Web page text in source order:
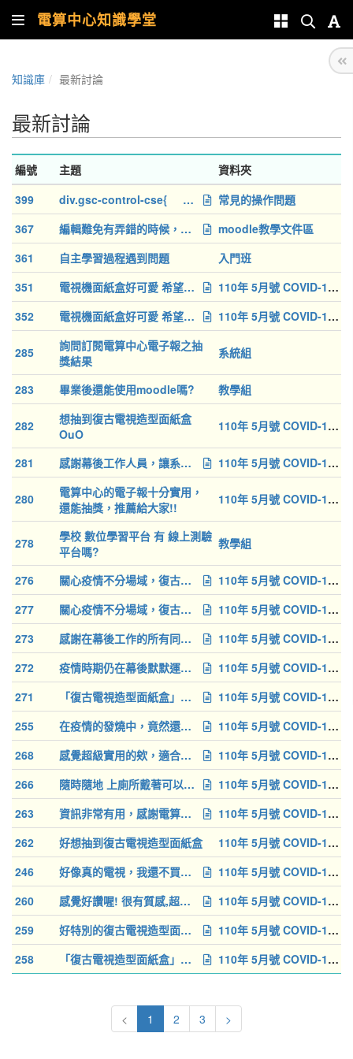
電算中心知識學堂
知識庫 最新討論
最新討論
編號 主題
資料夾
399
div.gsc-control-cse{ border: 0; padding: 0; width: 3
常見的操作問題
367
編輯難免有弄錯的時候，請問如何刪除錯誤的母課程?
moodle教學文件區
361
自主學習過程遇到問題
入門班
351
電視機面紙盒好可愛 希望能抽中
110年 5月號 COVID-19 特急刊
352
電視機面紙盒好可愛 希望能抽中 110年 5月號 COVID-19 特急刊
285
詢問訂閱電算中心電子報之抽
獎結果
系統組
283 畢業後還能使用moodle嗎? 教學組
282
想抽到復古電視造型面紙盒
OuO
110年 5月號 COVID-19 特急刊
281 感謝幕後工作人員，讓系統越來越好。 110年 5月號 COVID-19 特急刊
280
電算中心的電子報十分實用，
還能抽獎，推薦給大家!!
110年 5月號 COVID-19 特急刊
278
學校 數位學習平台 有 線上測驗
平台嗎?
教學組
276 關心疫情不分場域，復古電視造型面紙盒使我訊息不漏接
110年 5月號 COVID-19 特急刊
277
關心疫情不分場域，復古電視造型面紙盒使我訊息不漏接
110年 5月號 COVID-19 特急刊
273
感謝在幕後工作的所有同仁，讓系統能越來越完善
110年 5月號 COVID-19 特急刊
272
疫情時期仍在幕後默默運作的工作同仁，辛苦了！有你們真好！
110年 5月號 COVID-19 特急刊
271
「復古電視造型面紙盒」趕緊抽中我~抽中我~
110年 5月號 COVID-19 特急刊
255
在疫情的發燒中，竟然還有這麼好康的禮物，還不趕快來抽一波
110年 5月號 COVID-19 特急刊
268
感覺超級實用的欸，適合不同場合使用
110年 5月號 COVID-19 特急刊
266
隨時隨地 上廁所戴著可以一邊擦屁屁 拿到床上追劇還能一邊擦眼淚 實在猴腮雷鴨
110年 5月號 COVID-19 特急刊
263
資訊非常有用，感謝電算中心
110年 5月號 COVID-19 特急刊
262
好想抽到復古電視造型面紙盒
110年 5月號 COVID-19 特急刊
246
好像真的電視，我還不買爆~
110年 5月號 COVID-19 特急刊
260
感覺好讚喔! 很有質感,超想要的啦!
110年 5月號 COVID-19 特急刊
259
好特別的復古電視造型面紙盒，期待被抽中，放在辦公桌裝飾使用，一定很棒
110年 5月號 COVID-19 特急刊
258
「復古電視造型面紙盒」太可愛了，趕緊抽中我~抽中我~ 110年 5月號 COVID-19 特急刊
< 1 2 3 >